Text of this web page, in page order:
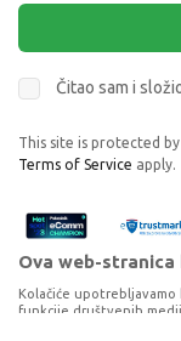
Čitao sam i
This site is protected
Terms of Service apply.
Ova web-
Kolačiće upotrebljavamo
funkcije društvenih
upotrebi naše web-